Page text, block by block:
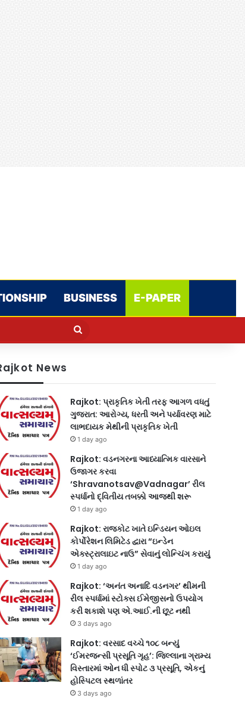
BUSINESS E-PAPER
Search
News
Rajkot: પ્રાકૃતિક ખેતી તરફ આગળ વધતું
ગુજરાત: આરોગ્ય, ધરતી અને પર્યાવરણ માટે
લાભદાયક મેથીની પ્રાકૃતિક ખેતી
1 day ago
Rajkot: વડનગરના આધ્યાત્મિક વારસાને
ઉજાગર કરવા
‘Shravanotsav@Vadnagar’ રીલ
સ્પર્ધાનો દ્વિતીય તબક્કો આજથી શરૂ
1 day ago
Rajkot: રાજકોટ ખાતે ઇન્ડિયન ઓઇલ
કોર્પોરેશન લિમિટેડ દ્વારા “ઇન્ડેન
એક્સ્ટ્રાલાઇટ નાઉ” સેવાનું લોન્ચિંગ કરાયું
1 day ago
Rajkot: ‘અનંત અનાદિ વડનગર’ થીમની
રીલ સ્પર્ધામાં સ્ટોક્સ ઈમેજીસનો ઉપયોગ
કરી શકાશે પણ એ.આઈ.ની છૂટ નથી
3 days ago
Rajkot: વરસાદ વચ્ચે ૧૦૮ બન્યું
‘ઈમરજન્સી પ્રસૂતિ ગૃહ’: જિલ્લાના ગ્રામ્ય
વિસ્તારમાં ઓન ધી સ્પોટ ૩ પ્રસૂતિ, એકનું
હોસ્પિટલ સ્થળાંતર
3 days ago